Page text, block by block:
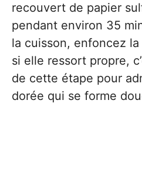
recouvert de papier
pendant environ 35
la cuisson, enfoncez la
si elle ressort propre,
de cette étape pour
dorée qui se forme